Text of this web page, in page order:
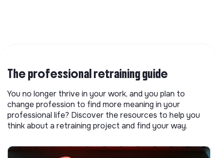
The professional retraining guide
You no longer thrive in your work, and you plan to
change profession to find more meaning in your
professional life? Discover the resources to help you
think about a retraining project and find your way.